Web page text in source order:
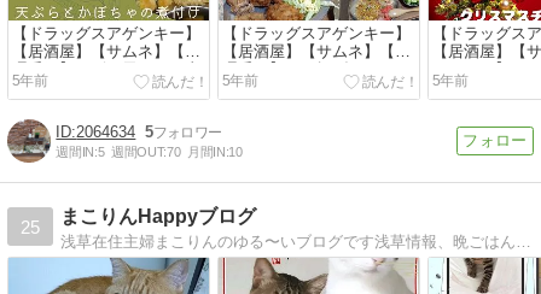
【ドラッグスアゲンキー】
【居酒屋】【サムネ】【料
理番組】エビの天ぷらが真
っ直ぐ仕上がったよ。かぼ
5年前
【ドラッグスアゲンキー】
【居酒屋】【サムネ】【料
理番組】から揚げ チャーハ
ン 得意料理です。
5年前
【ドラッグス
【居酒屋】【
ムネイル】ク
ン タケちゃん
5年前
2064634 5
週間IN:5 週間OUT:70 月間IN:10
25
まこりんHappyブログ